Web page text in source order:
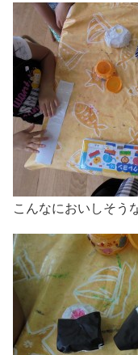
こんなにおいしそう